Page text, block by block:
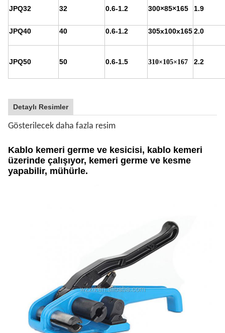
JPQ32 32 0.6-1.2 300×85×165 1.9
JPQ40 40 0.6-1.2 305x100x1652.0
JPQ50 50 0.6-1.5 310×105×167 2.2
Detaylı Resimler
Gösterilecek daha fazla resim
Kablo kemeri germe ve kesicisi, kablo kemeri
üzerinde çalışıyor, kemeri germe ve kesme
yapabilir, mühürle.